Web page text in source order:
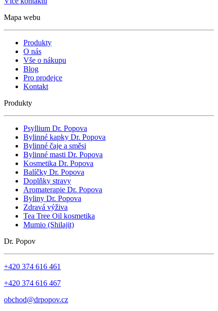
Mapa webu
Produkty
O nás
Vše o nákupu
Blog
Pro prodejce
Kontakt
Produkty
Psyllium Dr. Popova
Bylinné kapky Dr. Popova
Bylinné čaje a směsi
Bylinné masti Dr. Popova
Kosmetika Dr. Popova
Balíčky Dr. Popova
Doplňky stravy
Aromaterapie Dr. Popova
Byliny Dr. Popova
Zdravá výživa
Tea Tree Oil kosmetika
Mumio (Shilajit)
Dr. Popov
+420 374 616 461
+420 374 616 467
obchod@drpopov.cz